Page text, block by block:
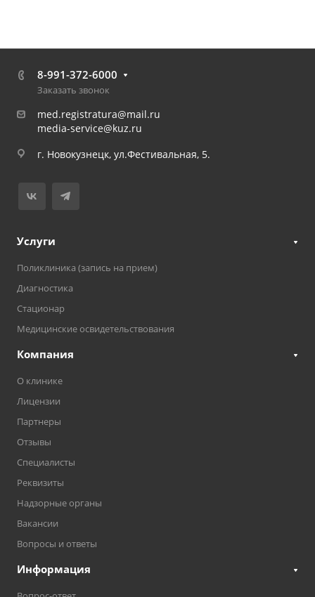
8-991-372-6000
Заказать звонок
med.registratura@mail.ru
media-service@kuz.ru
г. Новокузнецк, ул.Фестивальная, 5.
Услуги
Поликлиника (запись на прием)
Диагностика
Стационар
Медицинские освидетельствования
Компания
О клинике
Лицензии
Партнеры
Отзывы
Специалисты
Реквизиты
Надзорные органы
Вакансии
Вопросы и ответы
Информация